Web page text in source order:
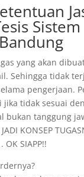
Sistem
yang akan
Sehingga tidak
pengerjaan.
jika tidak sesuai
bukan tanggung
KONSEP
OK SIAPP!!